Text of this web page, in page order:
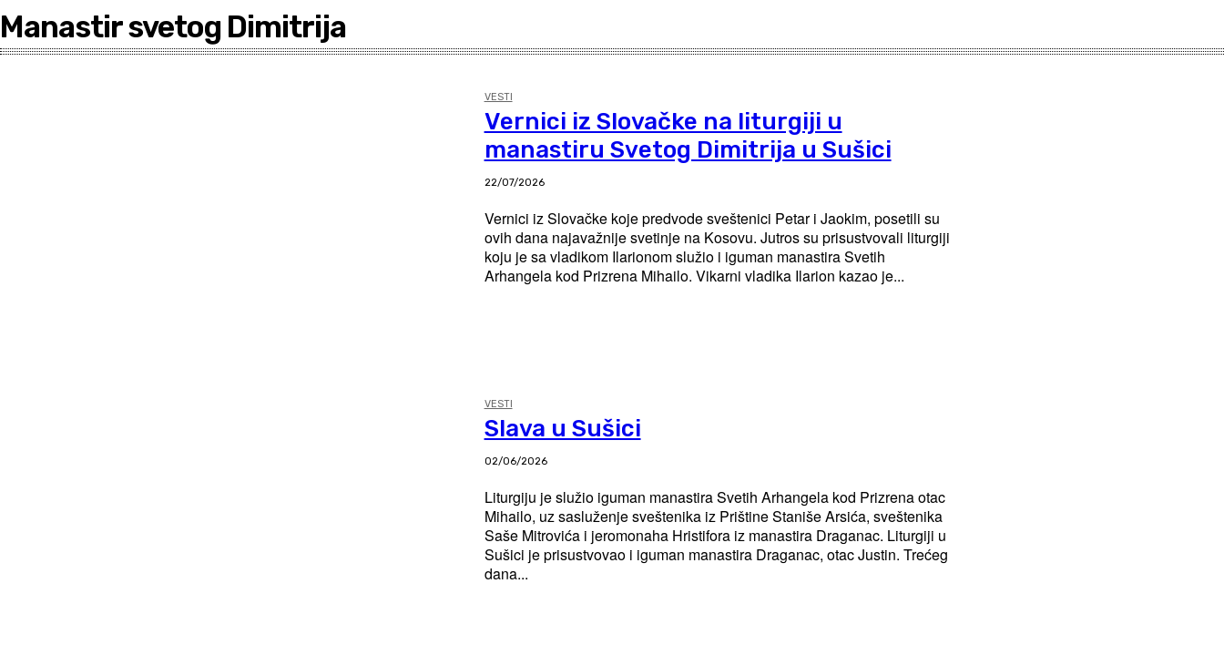
Manastir svetog Dimitrija
VESTI
Vernici iz Slovačke na liturgiji u
manastiru Svetog Dimitrija u Sušici
22/07/2026
Vernici iz Slovačke koje predvode sveštenici Petar i Jaokim, posetili su
ovih dana najavažnije svetinje na Kosovu. Jutros su prisustvovali liturgiji
koju je sa vladikom Ilarionom služio i iguman manastira Svetih
Arhangela kod Prizrena Mihailo. Vikarni vladika Ilarion kazao je...
VESTI
Slava u Sušici
02/06/2026
Liturgiju je služio iguman manastira Svetih Arhangela kod Prizrena otac
Mihailo, uz sasluženje sveštenika iz Prištine Staniše Arsića, sveštenika
Saše Mitrovića i jeromonaha Hristifora iz manastira Draganac. Liturgiji u
Sušici je prisustvovao i iguman manastira Draganac, otac Justin. Trećeg
dana...